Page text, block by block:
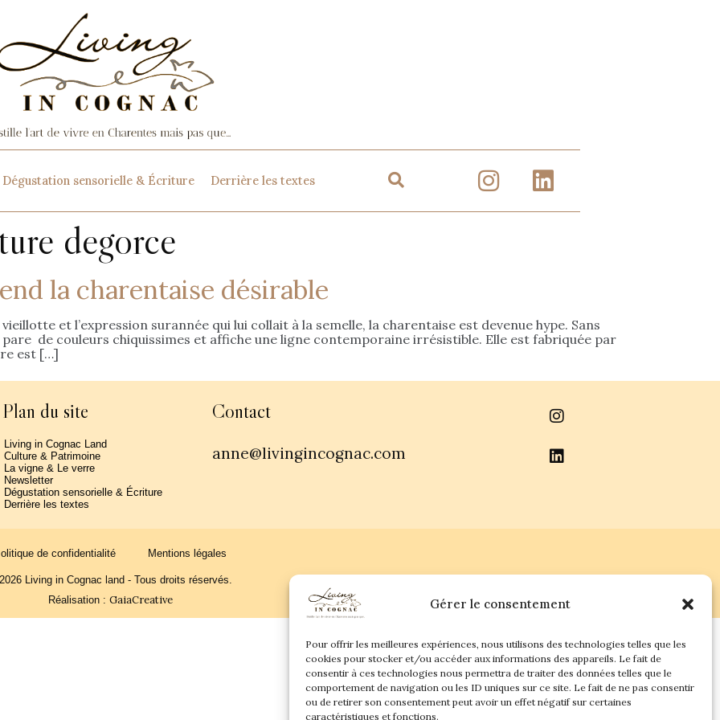
Gérer le consentement
Pour offrir les meilleures expériences, nous utilisons des technologies telles que les
cookies pour stocker et/ou accéder aux informations des appareils. Le fait de
consentir à ces technologies nous permettra de traiter des données telles que le
comportement de navigation ou les ID uniques sur ce site. Le fait de ne pas consentir
ou de retirer son consentement peut avoir un effet négatif sur certaines
caractéristiques et fonctions.
Dégustation sensorielle & Écriture Derrière les textes
degorce
la charentaise désirable
et l’expression surannée qui lui collait à la semelle, la charentaise est devenue hype. Sans
de couleurs chiquissimes et affiche une ligne contemporaine irrésistible. Elle est fabriquée par
est […]
Plan du site
Living in Cognac Land
Culture & Patrimoine
La vigne & Le verre
Newsletter
Dégustation sensorielle & Écriture
Derrière les textes
Contact
anne@livingincognac.com
de confidentialité Mentions légales
Living in Cognac land - Tous droits réservés.
Réalisation : GaiaCreative